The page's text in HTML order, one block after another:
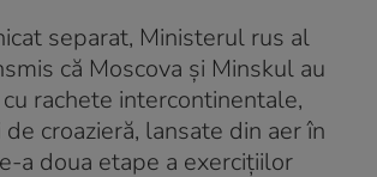
separat, Ministerul rus al
că Moscova și Minskul au
rachete intercontinentale,
croazieră, lansate din aer în
a doua etape a exercițiilor